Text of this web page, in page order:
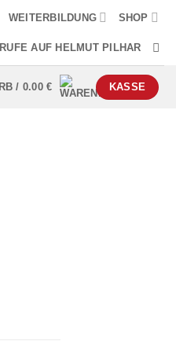
WEITERBILDUNG SHOP
AUF HELMUT PILHAR
/ 0.00€ KASSE